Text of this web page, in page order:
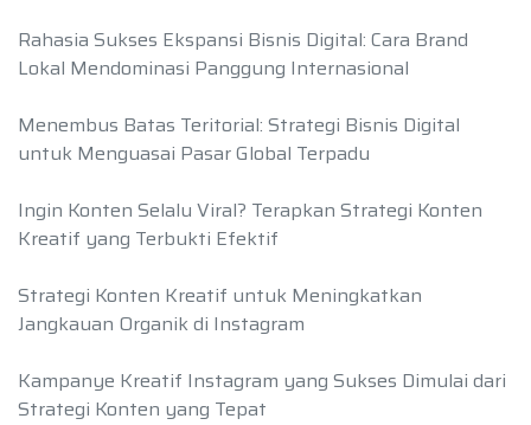
Rahasia Sukses Ekspansi Bisnis Digital: Cara Brand
Lokal Mendominasi Panggung Internasional
Menembus Batas Teritorial: Strategi Bisnis Digital
untuk Menguasai Pasar Global Terpadu
Ingin Konten Selalu Viral? Terapkan Strategi Konten
Kreatif yang Terbukti Efektif
Strategi Konten Kreatif untuk Meningkatkan
Jangkauan Organik di Instagram
Kampanye Kreatif Instagram yang Sukses Dimulai dari
Strategi Konten yang Tepat